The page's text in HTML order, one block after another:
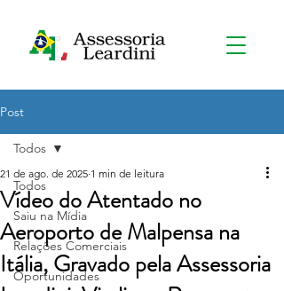
Post
Todos
Saiu na Mídia
Relações Comerciais
Oportunidades
Todos
Vídeo do Atentado no
Aeroporto de Malpensa na
Itália, Gravado pela Assessoria
21 de ago. de 2025 1 min de leitura